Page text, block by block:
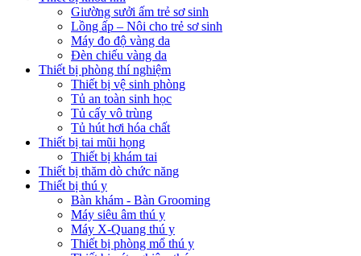
Giường sưởi ấm trẻ sơ sinh
Lồng ấp – Nôi cho trẻ sơ sinh
Máy đo độ vàng da
Đèn chiếu vàng da
Thiết bị phòng thí nghiệm
Thiết bị vệ sinh phòng
Tủ an toàn sinh học
Tủ cấy vô trùng
Tủ hút hơi hóa chất
Thiết bị tai mũi họng
Thiết bị khám tai
Thiết bị thăm dò chức năng
Thiết bị thú y
Bàn khám - Bàn Grooming
Máy siêu âm thú y
Máy X-Quang thú y
Thiết bị phòng mổ thú y